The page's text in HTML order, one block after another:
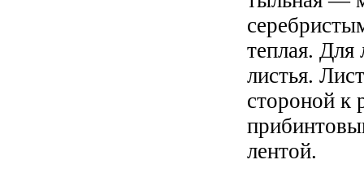
теплая. Для
листья.
стороной к
лентой.